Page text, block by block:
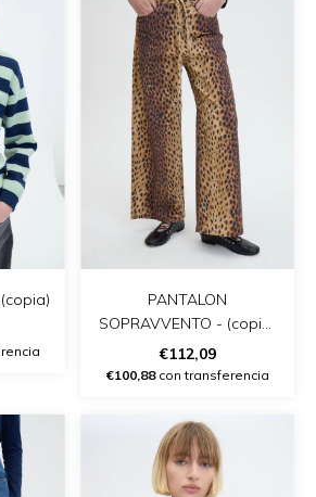
PANTALON
SOPRAVVENTO - (copia)
- (copia)
€112,09
€100,88con transferencia